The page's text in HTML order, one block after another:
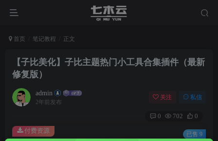
首页 笔记教程 正文
【子比美化】子比主题热门小工具合集插件（最新
修复版）
admin
2年前发布
关注 私信
0 702 0
付费资源
已售 9